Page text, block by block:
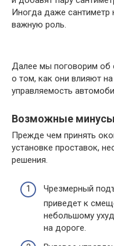
Иногда даже сантиметр
важную роль.
Далее мы поговорим об
о том, как они влияют
управляемость
Возможные минусы
Прежде чем принять
установке проставок,
решения.
Чрезмерный
приведет к
небольшому
на дороге.